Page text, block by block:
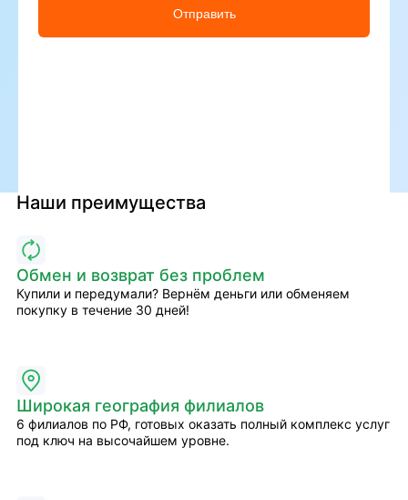
Отправить
Наши преимущества
Обмен и возврат без проблем
Купили и передумали? Вернём деньги или обменяем
покупку в течение 30 дней!
Широкая география филиалов
6 филиалов по РФ, готовых оказать полный комплекс услуг
под ключ на высочайшем уровне.